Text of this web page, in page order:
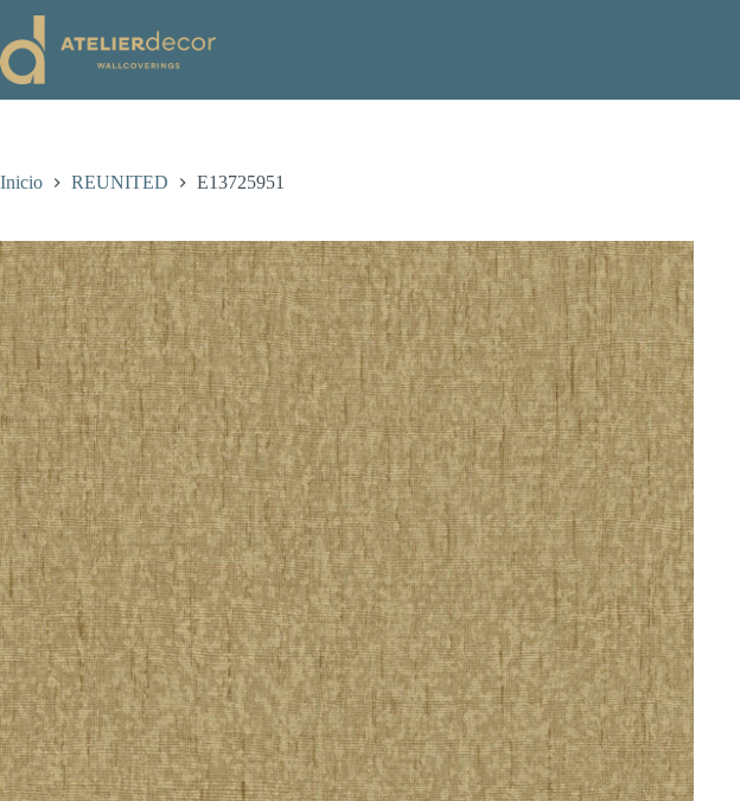
contenido
Inicio REUNITED E13725951